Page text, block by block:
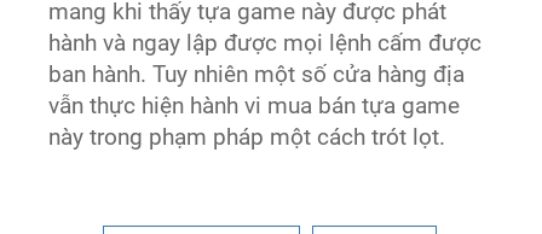
mang khi thấy tựa game này được phát
hành và ngay lập được mọi lệnh cấm được
ban hành. Tuy nhiên một số cửa hàng địa
vẫn thực hiện hành vi mua bán tựa game
này trong phạm pháp một cách trót lọt.